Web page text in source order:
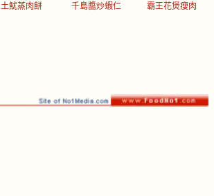
土魷蒸肉餅 千島醬炒蝦仁 霸王花煲瘦肉